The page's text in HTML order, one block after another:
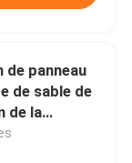
de panneau
de sable de
de la